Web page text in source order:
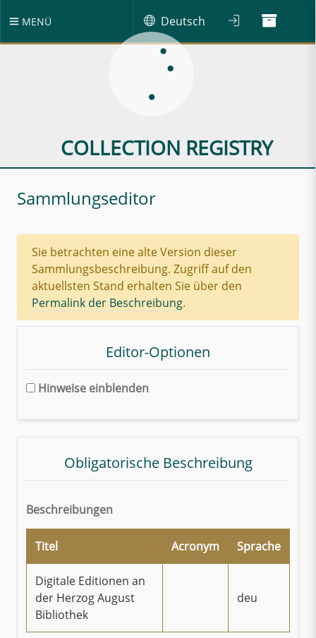
MENÜ Deutsch
COLLECTION REGISTRY
Sammlungseditor
Sie betrachten eine alte Version dieser
Sammlungsbeschreibung. Zugriff auf den
aktuellsten Stand erhalten Sie über den
Permalink der Beschreibung.
Editor-Optionen
Hinweise einblenden
Obligatorische Beschreibung
Beschreibungen
Titel Acronym Sprache
Digitale Editionen an
der Herzog August
Bibliothek
deu